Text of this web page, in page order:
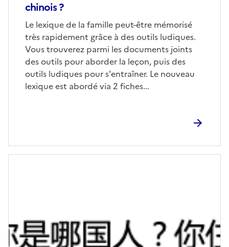
chinois ?
Corps
Le lexique de la famille peut-être mémorisé
très rapidement grâce à des outils ludiques.
Vous trouverez parmi les documents joints
des outils pour aborder la leçon, puis des
outils ludiques pour s'entraîner. Le nouveau
lexique est abordé via 2 fiches...